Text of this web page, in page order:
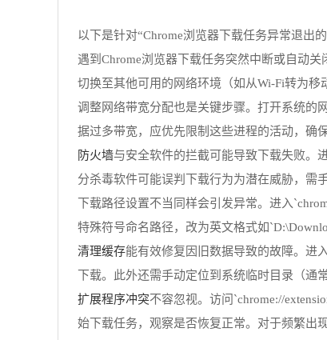
以下是针对“Chrome浏览器下载任务异常退出
遇到Chrome浏览器下载任务突然中断或自动
切换至其他可用的网络环境（如从Wi-Fi转为
调整网络带宽分配也是关键步骤。打开系统的
据过多带宽，应优先限制这些进程的活动，确
防火墙与安全软件的拦截可能导致下载失败。
分杀毒软件可能误判下载行为为潜在威胁，需
下载路径设置不当同样会引发异常。进入
特殊符号命名路径，改为英文格式如
清理缓存能有效修复因旧数据导致的故障。进
下载。此外还需手动定位到系统临时目录（通
扩展程序冲突不容忽视。访问`chrome://
始下载任务，观察是否恢复正常。对于频繁出